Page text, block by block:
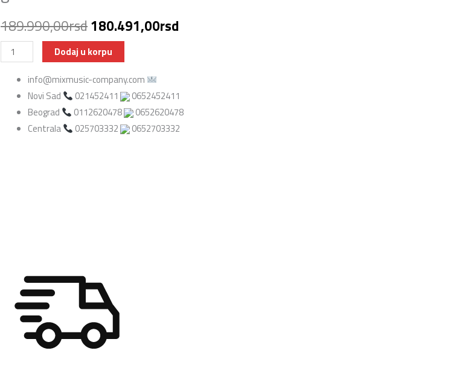
189.990,00rsdOriginalna
cena
je
bila:
189.990,00rsd.
180.491,00rsd
180.491,00rsd.
Takamine
FN15
Akustična
ozvučena
gitara
Dodaj u korpu
info@mixmusic-company.com
Novi Sad
021452411
0652452411
Beograd
0112620478
0652620478
Centrala
025703332 0652703332